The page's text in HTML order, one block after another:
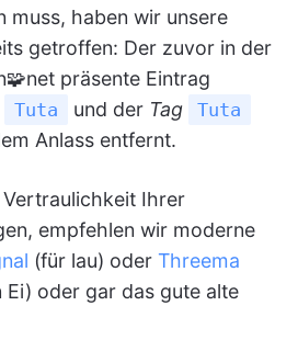
muss, haben wir unsere
getroffen: Der zuvor in der
präsente Eintrag
Tuta und der Tag Tuta
Anlass entfernt.
Vertraulichkeit Ihrer
empfehlen wir moderne
(für lau) oder Threema
Ei) oder gar das gute alte